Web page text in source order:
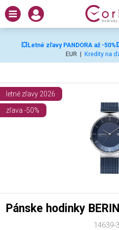
💥Letné zľavy PANDORA až -
EUR | Kredity na
letné zľavy 2026
zľava -50%
14639-
Pánske hodinky